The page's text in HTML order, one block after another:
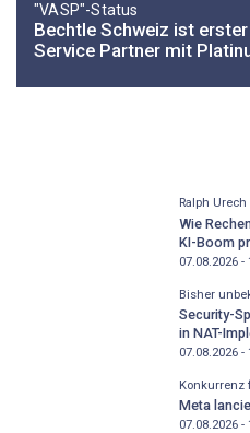
"VASP"-Status
Bechtle Schweiz ist
Service Partner mit
Ralph
Wie
KI-Boom
07.08.2026 -
Bisher
Security-
in NAT-
07.08.2026 -
Konkurrenz
Meta
07.08.2026 -